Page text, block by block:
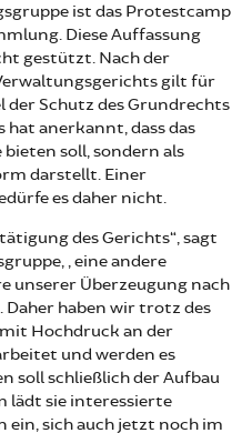
ist das Protestcamp
Diese Auffassung
gestützt. Nach der
gilt für
Schutz des Grundrechts
hat anerkannt, dass das
soll, sondern als
darstellt. Einer
es daher nicht.
des Gerichts“, sagt
„eine andere
unserer Überzeugung nach
Daher haben wir trotz des
Hochdruck an der
und werden es
soll schließlich der Aufbau
lädt sie interessierte
ein, sich auch jetzt noch im